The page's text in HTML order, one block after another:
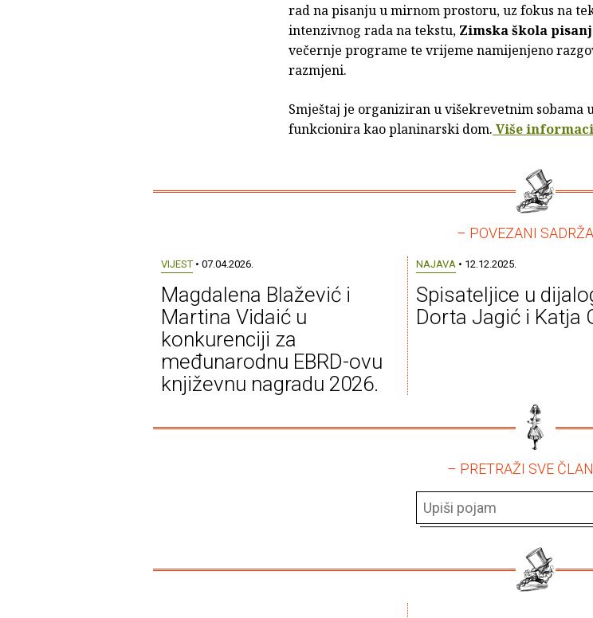
rad na pisanju u mirnom prostoru, uz fokus na
intenzivnog rada na tekstu, Zimska škola
večernje programe te vrijeme namijenjeno
razmjeni.
Smještaj je organiziran u višekrevetnim sobama
funkcionira kao planinarski dom. Više
– POVEZANI
VIJEST• 07.04.2026.
Magdalena Blažević i
Martina Vidaić u
konkurenciji za
međunarodnu EBRD-ovu
književnu nagradu 2026.
NAJAVA • 12.12.2025.
Spisateljice u
Dorta Jagić i Katja
– PRETRAŽI SVE